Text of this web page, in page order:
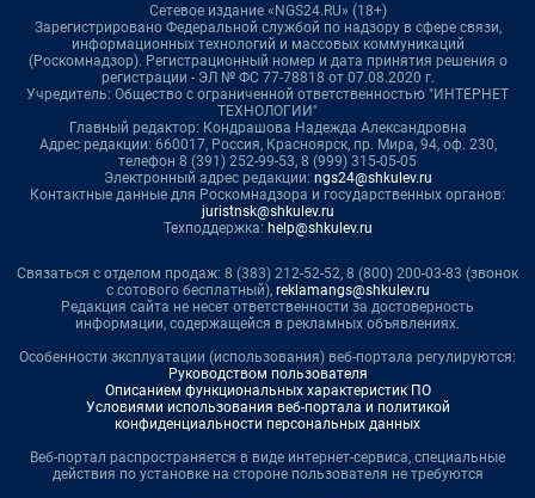
Сетевое издание «NGS24.RU» (18+)
Зарегистрировано Федеральной службой по надзору в сфере связи,
информационных технологий и массовых коммуникаций
(Роскомнадзор). Регистрационный номер и дата принятия решения о
регистрации - ЭЛ № ФС 77-78818 от 07.08.2020 г.
Учредитель: Общество с ограниченной ответственностью "ИНТЕРНЕТ
ТЕХНОЛОГИИ"
Главный редактор: Кондрашова Надежда Александровна
Адрес редакции: 660017, Россия, Красноярск, пр. Мира, 94, оф. 230,
телефон 8 (391) 252-99-53, 8 (999) 315-05-05
Электронный адрес редакции: ngs24@shkulev.ru
Контактные данные для Роскомнадзора и государственных органов:
juristnsk@shkulev.ru
Техподдержка: help@shkulev.ru
Связаться с отделом продаж: 8 (383) 212-52-52, 8 (800) 200-03-83 (звонок
с сотового бесплатный), reklamangs@shkulev.ru
Редакция сайта не несет ответственности за достоверность
информации, содержащейся в рекламных объявлениях.
Особенности эксплуатации (использования) веб-портала регулируются:
Руководством пользователя
Описанием функциональных характеристик ПО
Условиями использования веб-портала и политикой
конфиденциальности персональных данных
Веб-портал распространяется в виде интернет-сервиса, специальные
действия по установке на стороне пользователя не требуются